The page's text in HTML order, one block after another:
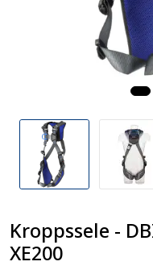
Kroppssele -
XE200